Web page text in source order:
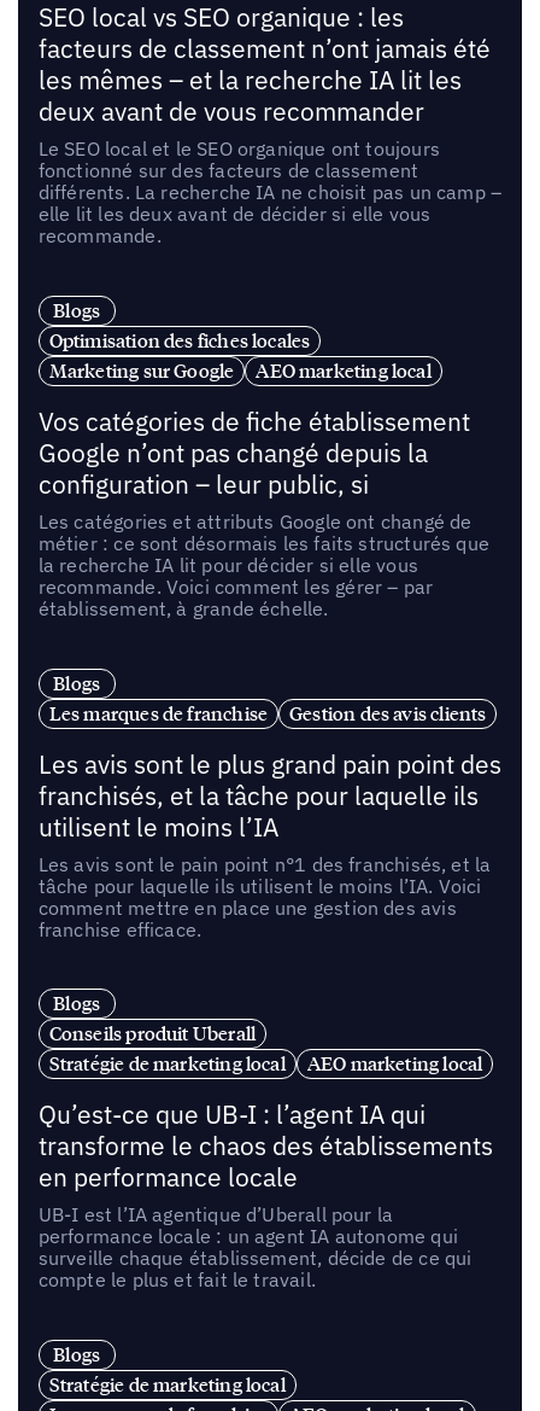
SEO local vs SEO organique : les
facteurs de classement n’ont jamais été
les mêmes – et la recherche IA lit les
deux avant de vous recommander
Le SEO local et le SEO organique ont toujours
fonctionné sur des facteurs de classement
différents. La recherche IA ne choisit pas un camp –
elle lit les deux avant de décider si elle vous
recommande.
Blogs
Optimisation des fiches locales
Marketing sur Google
AEO marketing local
Vos catégories de fiche établissement
Google n’ont pas changé depuis la
configuration – leur public, si
Les catégories et attributs Google ont changé de
métier : ce sont désormais les faits structurés que
la recherche IA lit pour décider si elle vous
recommande. Voici comment les gérer – par
établissement, à grande échelle.
Blogs
Les marques de franchise
Gestion des avis clients
Les avis sont le plus grand pain point des
franchisés, et la tâche pour laquelle ils
utilisent le moins l’IA
Les avis sont le pain point n°1 des franchisés, et la
tâche pour laquelle ils utilisent le moins l’IA. Voici
comment mettre en place une gestion des avis
franchise efficace.
Blogs
Conseils produit Uberall
Stratégie de marketing local
AEO marketing local
Qu’est-ce que UB-I : l’agent IA qui
transforme le chaos des établissements
en performance locale
UB-I est l’IA agentique d’Uberall pour la
performance locale : un agent IA autonome qui
surveille chaque établissement, décide de ce qui
compte le plus et fait le travail.
Blogs
Stratégie de marketing local